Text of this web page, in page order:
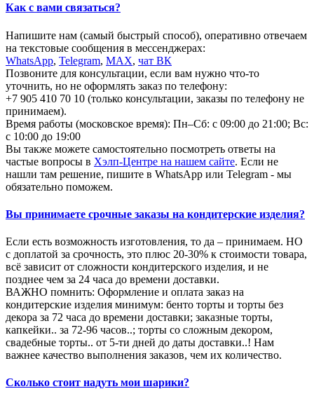
Как с вами связаться?
Напишите нам (самый быстрый способ), оперативно отвечаем
на текстовые сообщения в мессенджерах:
WhatsApp, Telegram, МАХ, чат ВК
Позвоните для консультации, если вам нужно что-то
уточнить, но не оформлять заказ по телефону:
+7 905 410 70 10 (только консультации, заказы по телефону не
принимаем).
Время работы (московское время): Пн–Сб: с 09:00 до 21:00; Вс:
с 10:00 до 19:00
Вы также можете самостоятельно посмотреть ответы на
частые вопросы в Хэлп-Центре на нашем сайте. Если не
нашли там решение, пишите в WhatsApp или Telegram - мы
обязательно поможем.
Вы принимаете срочные заказы на кондитерские изделия?
Если есть возможность изготовления, то да – принимаем. НО
с доплатой за срочность, это плюс 20-30% к стоимости товара,
всё зависит от сложности кондитерского изделия, и не
позднее чем за 24 часа до времени доставки.
ВАЖНО помнить: Оформление и оплата заказ на
кондитерские изделия минимум: бенто торты и торты без
декора за 72 часа до времени доставки; заказные торты,
капкейки.. за 72-96 часов..; торты со сложным декором,
свадебные торты.. от 5-ти дней до даты доставки..! Нам
важнее качество выполнения заказов, чем их количество.
Сколько стоит надуть мои шарики?